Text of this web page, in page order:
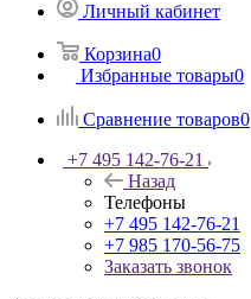
Личный кабинет
Корзина0
Избранные товары0
Сравнение товаров0
+7 495 142-76-21
Назад
Телефоны
+7 495 142-76-21
+7 985 170-56-75
Заказать звонок